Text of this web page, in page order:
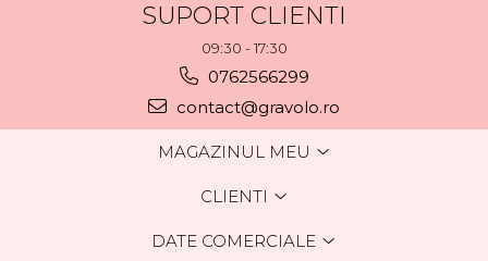
SUPORT CLIENTI
09:30 - 17:30
0762566299
contact@gravolo.ro
MAGAZINUL MEU
CLIENTI
DATE COMERCIALE